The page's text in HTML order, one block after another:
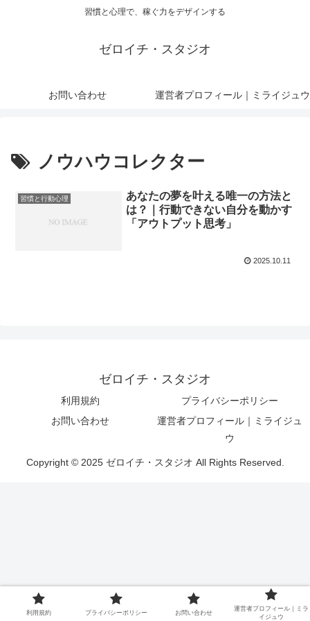
習慣と心理で、稼ぐ力をデザインする
ゼロイチ・スタジオ
お問い合わせ 運営者プロフィール｜ミライジュウ
ノウハウコレクター
習慣と行動心理
あなたの夢を叶える唯一の方法と
は？｜行動できない自分を動かす
「アウトプット思考」
2025.10.11
ゼロイチ・スタジオ
利用規約
プライバシーポリシー
お問い合わせ
運営者プロフィール｜ミライジュ
ウ
Copyright © 2025 ゼロイチ・スタジオ All Rights Reserved.
利用規約 プライバシーポリシー お問い合わせ
運営者プロフィール｜ミラ
イジュウ